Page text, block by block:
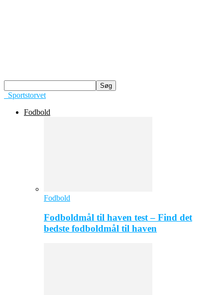
Sportstorvet
Fodbold
Fodbold
Fodboldmål til haven test – Find det
bedste fodboldmål til haven